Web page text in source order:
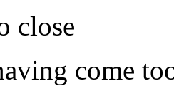
close
come